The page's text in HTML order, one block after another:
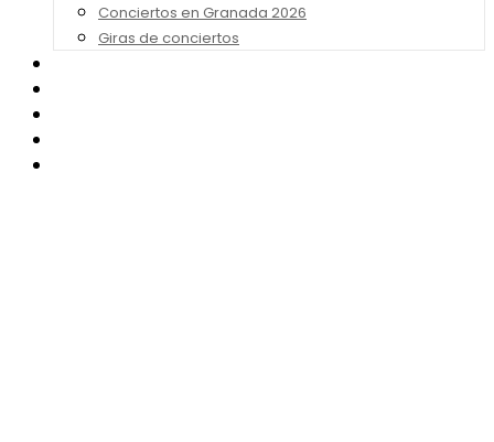
Conciertos en Granada 2026
Giras de conciertos